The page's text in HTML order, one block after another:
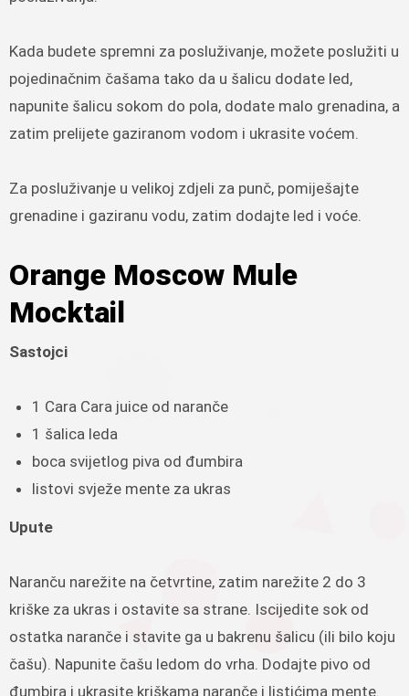
Kada budete spremni za posluživanje, možete poslužiti u
pojedinačnim čašama tako da u šalicu dodate led,
napunite šalicu sokom do pola, dodate malo grenadina, a
zatim prelijete gaziranom vodom i ukrasite voćem.
Za posluživanje u velikoj zdjeli za punč, pomiješajte
grenadine i gaziranu vodu, zatim dodajte led i voće.
Orange Moscow Mule
Mocktail
Sastojci
1 Cara Cara juice od naranče
1 šalica leda
boca svijetlog piva od đumbira
listovi svježe mente za ukras
Upute
Naranču narežite na četvrtine, zatim narežite 2 do 3
kriške za ukras i ostavite sa strane. Iscijedite sok od
ostatka naranče i stavite ga u bakrenu šalicu (ili bilo koju
čašu). Napunite čašu ledom do vrha. Dodajte pivo od
đumbira i ukrasite kriškama naranče i listićima mente.